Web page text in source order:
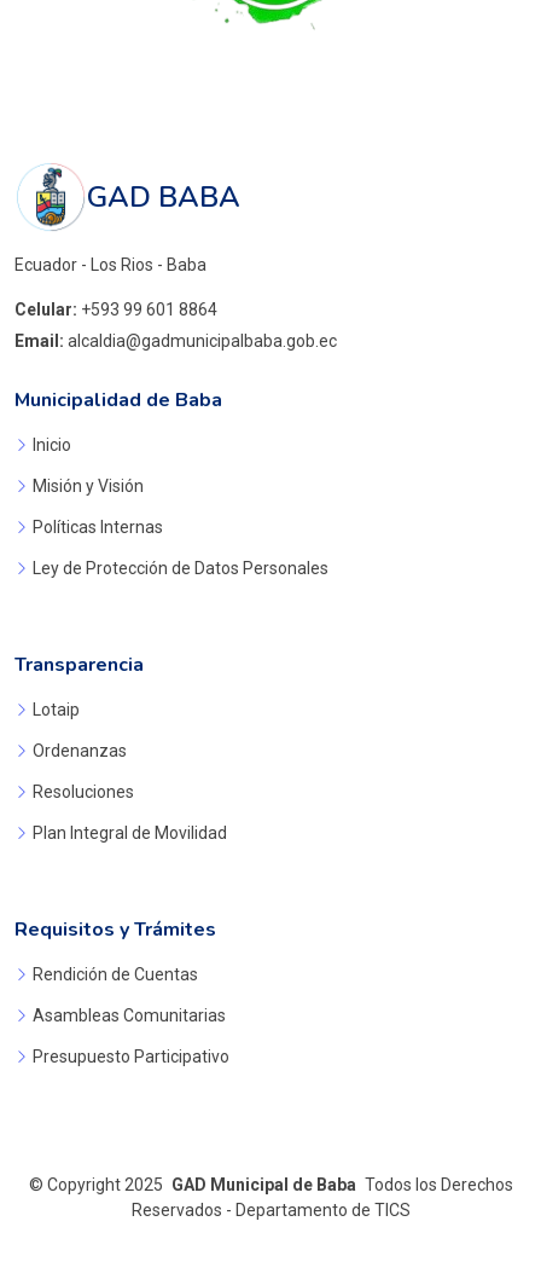
GAD BABA
Ecuador - Los Rios - Baba
Celular: +593 99 601 8864
Email: alcaldia@gadmunicipalbaba.gob.ec
Municipalidad de Baba
Inicio
Misión y Visión
Políticas Internas
Ley de Protección de Datos Personales
Transparencia
Lotaip
Ordenanzas
Resoluciones
Plan Integral de Movilidad
Requisitos y Trámites
Rendición de Cuentas
Asambleas Comunitarias
Presupuesto Participativo
© Copyright 2025 GAD Municipal de Baba Todos los Derechos
Reservados - Departamento de TICS